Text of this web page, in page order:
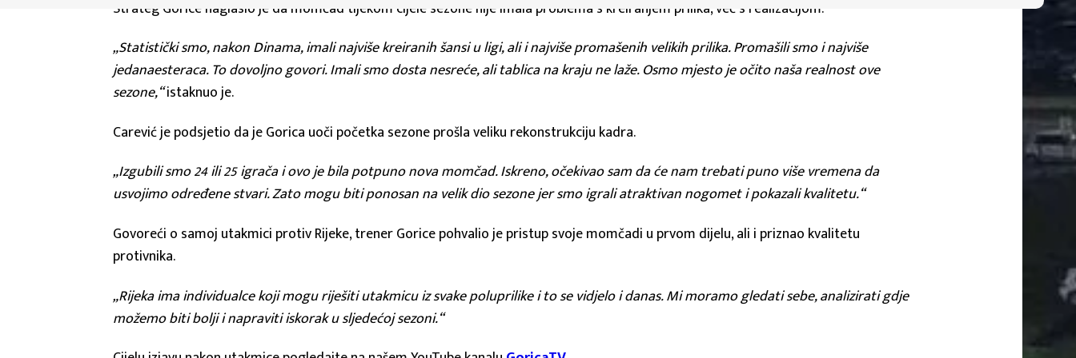
Strateg Gorice naglasio je da momčad tijekom cijele sezone nije imala problema s kreiranjem prilika, već s realizacijom.
„Statistički smo, nakon Dinama, imali najviše kreiranih šansi u ligi, ali i najviše promašenih velikih prilika. Promašili smo i najviše
jedanaesteraca. To dovoljno govori. Imali smo dosta nesreće, ali tablica na kraju ne laže. Osmo mjesto je očito naša realnost ove
sezone,“istaknuo je.
Carević je podsjetio da je Gorica uoči početka sezone prošla veliku rekonstrukciju kadra.
„Izgubili smo 24 ili 25 igrača i ovo je bila potpuno nova momčad. Iskreno, očekivao sam da će nam trebati puno više vremena da
usvojimo određene stvari. Zato mogu biti ponosan na velik dio sezone jer smo igrali atraktivan nogomet i pokazali kvalitetu.“
Govoreći o samoj utakmici protiv Rijeke, trener Gorice pohvalio je pristup svoje momčadi u prvom dijelu, ali i priznao kvalitetu
protivnika.
„Rijeka ima individualce koji mogu riješiti utakmicu iz svake poluprilike i to se vidjelo i danas. Mi moramo gledati sebe, analizirati gdje
možemo biti bolji i napraviti iskorak u sljedećoj sezoni.“